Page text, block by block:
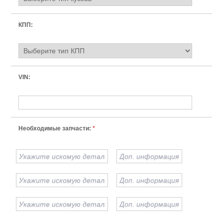
КПП:
VIN:
Необходимые запчасти: *